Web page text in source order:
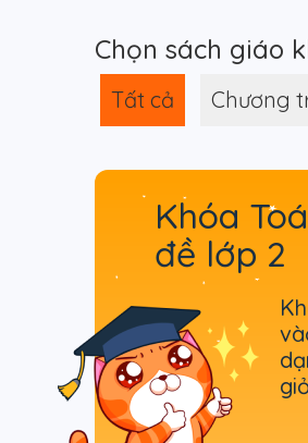
Chọn sách giáo
Tất cả Chương
Khóa
đề lớp 2